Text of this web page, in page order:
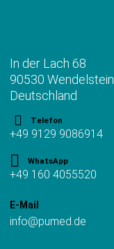
In der Lach 68
90530 Wendelstein
Deutschland
Telefon
+49 9129 9086914
WhatsApp
+49 160 4055520
E-Mail
info@pumed.de